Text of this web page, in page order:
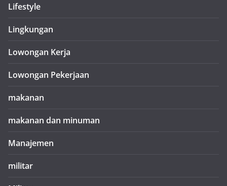
Lifestyle
Lingkungan
Lowongan Kerja
Lowongan Pekerjaan
makanan
makanan dan minuman
Manajemen
militar